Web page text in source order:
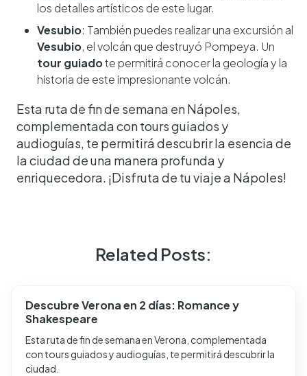
los detalles artísticos de este lugar.
Vesubio: También puedes realizar una excursión al
Vesubio, el volcán que destruyó Pompeya. Un
tour guiadote permitirá conocer la geología y la
historia de este impresionante volcán.
Esta ruta de fin de semana en Nápoles,
complementada con tours guiados y
audioguías, te permitirá descubrir la esencia de
la ciudad de una manera profunda y
enriquecedora. ¡Disfruta de tu viaje a Nápoles!
Related Posts:
Descubre Verona en 2 días: Romance y
Shakespeare
Esta ruta de fin de semana en Verona, complementada
con tours guiados y audioguías, te permitirá descubrir la
ciudad.